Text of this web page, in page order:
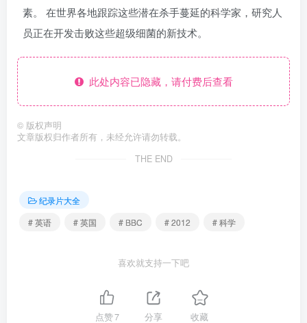
素。 在世界各地跟踪这些潜在杀手蔓延的科学家，研究人
员正在开发击败这些超级细菌的新技术。
此处内容已隐藏，请付费后查看
© 版权声明
文章版权归作者所有，未经允许请勿转载。
THE END
纪录片大全
# 英语
# 英国 # BBC # 2012 # 科学
喜欢就支持一下吧
点赞7 分享 收藏